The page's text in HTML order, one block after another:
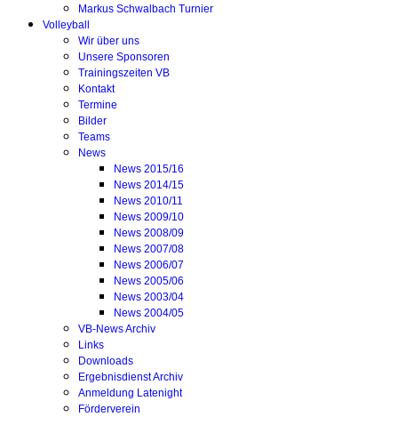
Markus Schwalbach Turnier
Volleyball
Wir über uns
Unsere Sponsoren
Trainingszeiten VB
Kontakt
Termine
Bilder
Teams
News
News 2015/16
News 2014/15
News 2010/11
News 2009/10
News 2008/09
News 2007/08
News 2006/07
News 2005/06
News 2003/04
News 2004/05
VB-News Archiv
Links
Downloads
Ergebnisdienst Archiv
Anmeldung Latenight
Förderverein